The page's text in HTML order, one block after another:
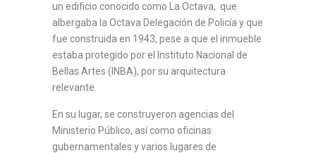
un edificio conocido como La Octava, que
albergaba la Octava Delegación de Policía y que
fue construida en 1943, pese a que el inmueble
estaba protegido por el Instituto Nacional de
Bellas Artes (INBA), por su arquitectura
relevante.
En su lugar, se construyeron agencias del
Ministerio Público, así como oficinas
gubernamentales y varios lugares de